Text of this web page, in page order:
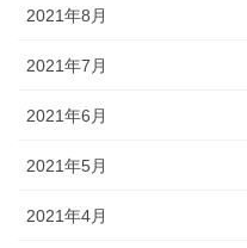
2021年8月
2021年7月
2021年6月
2021年5月
2021年4月